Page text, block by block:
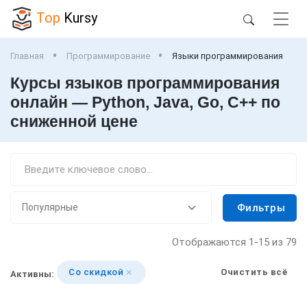
Top Kursy
Главная Программирование Языки программирования
Курсы языков программирования
онлайн — Python, Java, Go, C++ по
сниженной цене
Фильтры
Отображаются 1-15 из 79
Активны: Со скидкой Очистить всё